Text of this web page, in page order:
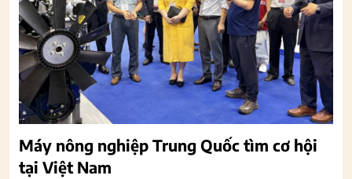
Máy nông nghiệp Trung Quốc tìm cơ hội
tại Việt Nam